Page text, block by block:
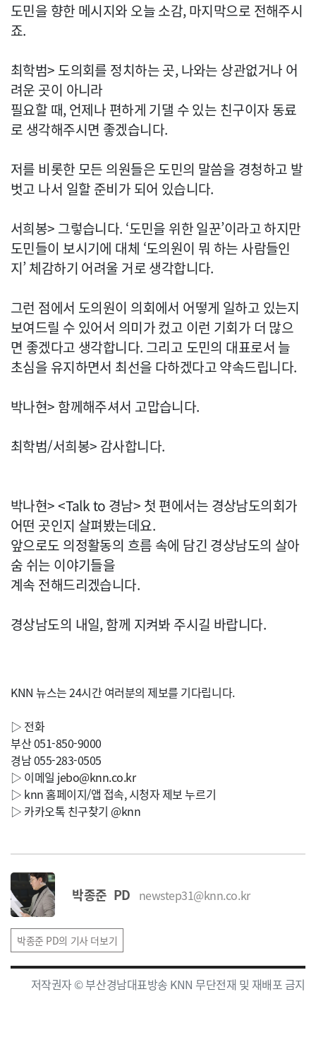
도민을 향한 메시지와 오늘 소감, 마지막으로 전해주시
죠.
최학범> 도의회를 정치하는 곳, 나와는 상관없거나 어
려운 곳이 아니라
필요할 때, 언제나 편하게 기댈 수 있는 친구이자 동료
로 생각해주시면 좋겠습니다.
저를 비롯한 모든 의원들은 도민의 말씀을 경청하고 발
벗고 나서 일할 준비가 되어 있습니다.
서희봉> 그렇습니다. ‘도민을 위한 일꾼’이라고 하지만
도민들이 보시기에 대체 ‘도의원이 뭐 하는 사람들인
지’ 체감하기 어려울 거로 생각합니다.
그런 점에서 도의원이 의회에서 어떻게 일하고 있는지
보여드릴 수 있어서 의미가 컸고 이런 기회가 더 많으
면 좋겠다고 생각합니다. 그리고 도민의 대표로서 늘
초심을 유지하면서 최선을 다하겠다고 약속드립니다.
박나현> 함께해주셔서 고맙습니다.
최학범/서희봉> 감사합니다.
박나현> <Talk to 경남> 첫 편에서는 경상남도의회가
어떤 곳인지 살펴봤는데요.
앞으로도 의정활동의 흐름 속에 담긴 경상남도의 살아
숨 쉬는 이야기들을
계속 전해드리겠습니다.
경상남도의 내일, 함께 지켜봐 주시길 바랍니다.
KNN 뉴스는 24시간 여러분의 제보를 기다립니다.
▷ 전화
부산 051-850-9000
경남 055-283-0505
▷ 이메일 jebo@knn.co.kr
▷ knn 홈페이지/앱 접속, 시청자 제보 누르기
▷ 카카오톡 친구찾기 @knn
박종준 PD newstep31@knn.co.kr
박종준 PD의 기사 더보기
저작권자 © 부산경남대표방송 KNN 무단전재 및 재배포 금지